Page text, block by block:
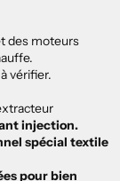
des moteurs
vérifier.
injection.
spécial textile
pour bien